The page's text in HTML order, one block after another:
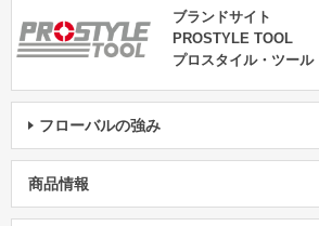
ブランドサイト
PROSTYLE TOOL
プロスタイル・ツール
フローバルの強み
商品情報